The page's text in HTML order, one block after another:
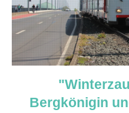
Bergkönigin